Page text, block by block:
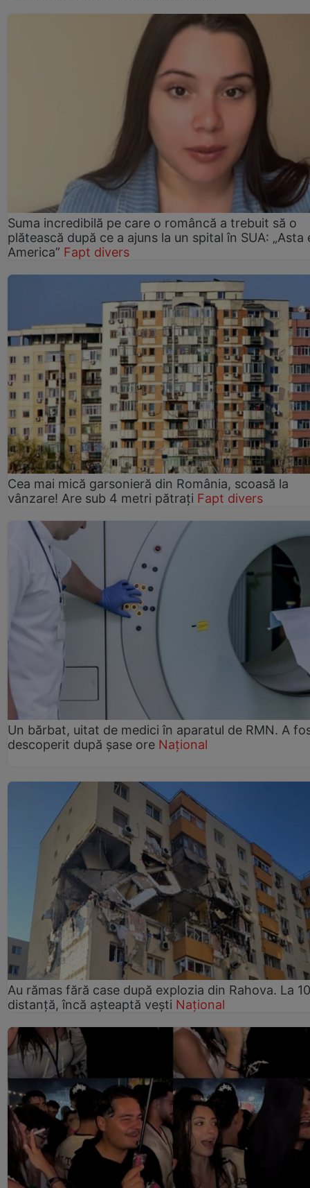
Suma incredibilă pe care o româncă a trebuit să o
plătească după ce a ajuns la un spital în SUA: „Asta
America” Fapt divers
Cea mai mică garsonieră din România, scoasă la
vânzare! Are sub 4 metri pătrați Fapt divers
Un bărbat, uitat de medici în aparatul de RMN. A
descoperit după șase ore Național
Au rămas fără case după explozia din Rahova. La
distanță, încă așteaptă vești Național